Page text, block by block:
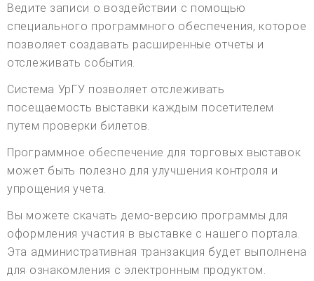
Ведите записи о воздействии с помощью
специального программного обеспечения, которое
позволяет создавать расширенные отчеты и
отслеживать события.
Система УрГУ позволяет отслеживать
посещаемость выставки каждым посетителем
путем проверки билетов.
Программное обеспечение для торговых выставок
может быть полезно для улучшения контроля и
упрощения учета.
Вы можете скачать демо-версию программы для
оформления участия в выставке с нашего портала.
Эта административная транзакция будет выполнена
для ознакомления с электронным продуктом.